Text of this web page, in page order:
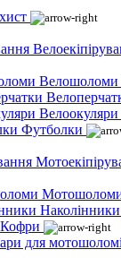
Велошоломи
Велоокуляри
Футболки
Наколінники
Кофри